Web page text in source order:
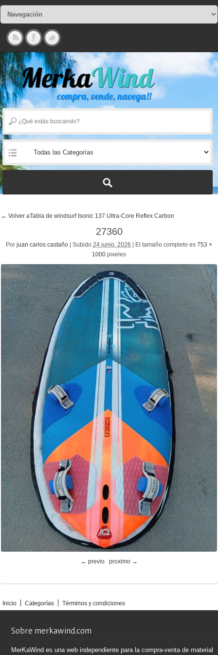
← Volver aTabla de windsurf Isonic 137 Ultra-Core Reflex Carbon
27360
Por juan carlos castaño Subido 24 junio, 2026 El tamaño completo es 753 ×
1000 pixeles
← previo proximo →
Inicio Categorías Términos y condiciones
Sobre merkawind.com
MerKaWind es una web independiente para la compra-venta de material